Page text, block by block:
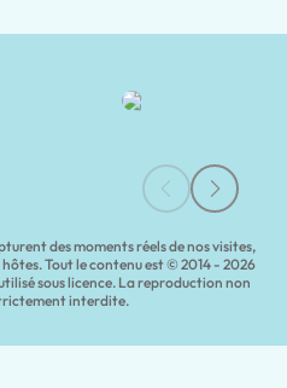
des moments réels de nos visites,
Tout le contenu est © 2014 - 2026
sous licence. La reproduction non
interdite.